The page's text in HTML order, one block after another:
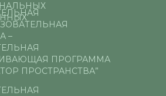
–
ПРОГРАММА
ПРОСТРАНСТВА”